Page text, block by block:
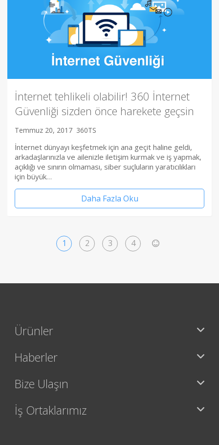
İnternet tehlikeli olabilir! 360 İnternet
Güvenliği sizden önce harekete geçsin
Temmuz 20, 2017 360TS
İnternet dünyayı keşfetmek için ana geçit haline geldi,
arkadaşlarınızla ve ailenizle iletişim kurmak ve iş yapmak,
açıklığı ve sınırın olmaması, siber suçluların yaratıcılıkları
için büyük…
Daha Fazla Oku
1 2 3 4
Ürünler
Haberler
Bize Ulaşın
İş Ortaklarımız